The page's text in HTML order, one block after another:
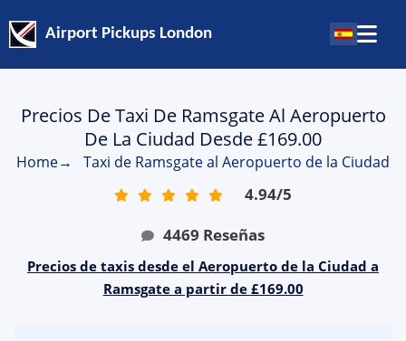
Airport Pickups London
Precios De Taxi De Ramsgate Al Aeropuerto
De La Ciudad Desde £169.00
Home→ Taxi de Ramsgate al Aeropuerto de la Ciudad
4.94/5
4469 Reseñas
Precios de taxis desde el Aeropuerto de la Ciudad a
Ramsgate a partir de £169.00